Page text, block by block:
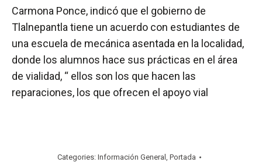
Carmona Ponce, indicó que el gobierno de
Tlalnepantla tiene un acuerdo con estudiantes de
una escuela de mecánica asentada en la localidad,
donde los alumnos hace sus prácticas en el área
de vialidad, “ ellos son los que hacen las
reparaciones, los que ofrecen el apoyo vial
Categories: Información General , Portada